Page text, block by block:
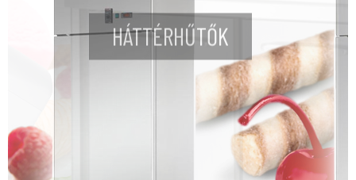
HÁTTÉRHŰTŐK
További részletek